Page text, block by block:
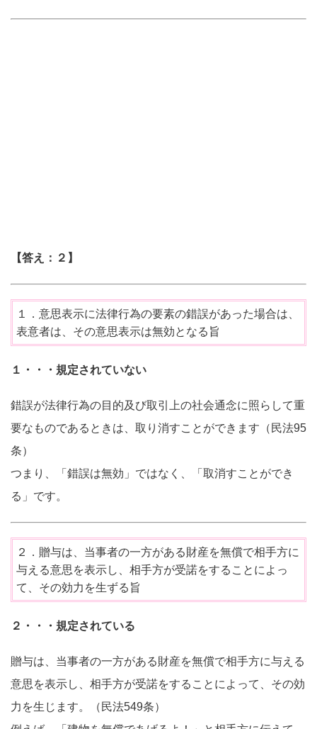
【答え：２】
１．意思表示に法律行為の要素の錯誤があった場合は、
表意者は、その意思表示は無効となる旨
１・・・規定されていない
錯誤が法律行為の目的及び取引上の社会通念に照らして重
要なものであるときは、取り消すことができます（民法95
条）
つまり、「錯誤は無効」ではなく、「取消すことができ
る」です。
２．贈与は、当事者の一方がある財産を無償で相手方に
与える意思を表示し、相手方が受諾をすることによっ
て、その効力を生ずる旨
２・・・規定されている
贈与は、当事者の一方がある財産を無償で相手方に与える
意思を表示し、相手方が受諾をすることによって、その効
力を生じます。（民法549条）